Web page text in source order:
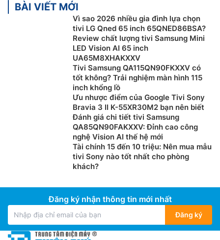
Smart tivi LG 4K 43 Inch
nhiều công nghệ hình ảnh hiện đại hàng đầu hiện nay
mang đến cho người xem trải nghiệm chất lượng hình
ảnh chân thực nhất
Công nghệ 4K Super Upscaling:Bộ xử lý AI alpha 7
Gen 8 mạnh mẽ trên Smart tivi LG 4K43UA8450PSA
mang đến độ phân giải tiệm cận chất lượng gốc. Trải
nghiệm 4K Super Upscaling với độ phân giải vượt trội,
độ sáng rực rỡ và hình ảnh rõ nét ấn tượng.
BÀI VIẾT MỚI
Vì sao 2026 nhiều gia đình lựa chọn
tivi LG Qned 65 inch 65QNED86BSA?
Review chất lượng tivi Samsung Mini
LED Vision AI 65 inch
UA65M8XHAKXXV
Tivi Samsung QA115QN90FKXXV có
tốt không? Trải nghiệm màn hình 115
inch khổng lồ
Ưu nhược điểm của Google Tivi Sony
Bravia 3 II K-55XR30M2 bạn nên biết
Đánh giá chi tiết tivi Samsung
QA85QN90FAKXXV: Đỉnh cao công
nghệ Vision AI thế hệ mới
Tài chính 15 đến 10 triệu: Nên mua mẫu
tivi Sony nào tốt nhất cho phòng
khách?
Đăng ký nhận thông tin mới nhất
Đăng ký